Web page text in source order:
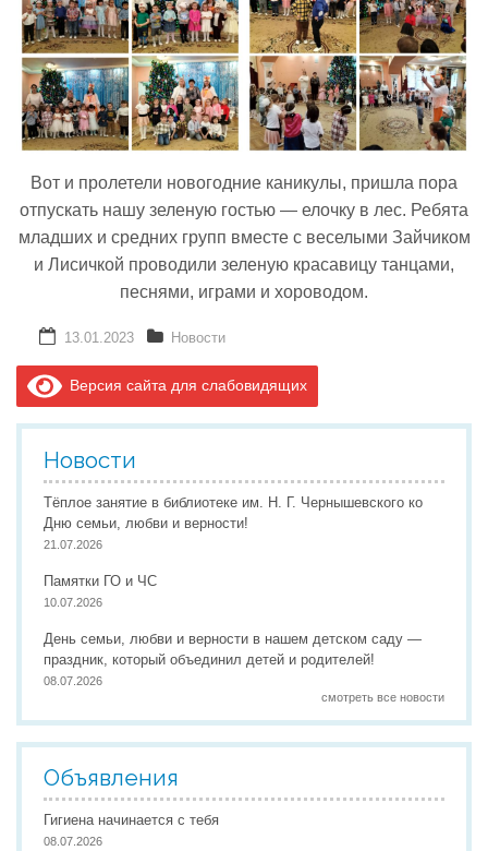
Реализация соц заказа
Напишите нам
Вот и пролетели новогодние каникулы, пришла пора
отпускать нашу зеленую гостью — елочку в лес. Ребята
младших и средних групп вместе с веселыми Зайчиком
и Лисичкой проводили зеленую красавицу танцами,
песнями, играми и хороводом.
13.01.2023 Новости
Версия сайта для слабовидящих
Новости
Тёплое занятие в библиотеке им. Н. Г. Чернышевского ко
Дню семьи, любви и верности!
21.07.2026
Памятки ГО и ЧС
10.07.2026
День семьи, любви и верности в нашем детском саду —
праздник, который объединил детей и родителей!
08.07.2026
смотреть все новости
Объявления
Гигиена начинается с тебя
08.07.2026